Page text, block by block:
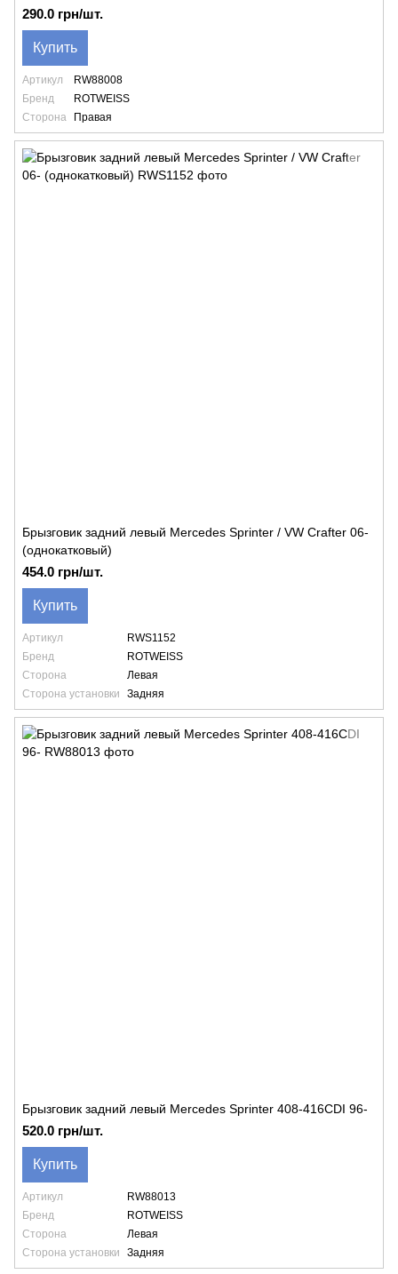
290.0 грн/шт.
Купить
Артикул
RW88008
Бренд
ROTWEISS
Сторона
Правая
Брызговик задний левый Mercedes Sprinter / VW Crafter 06-
(однокатковый)
454.0 грн/шт.
Купить
Артикул
RWS1152
Бренд
ROTWEISS
Сторона
Левая
Сторона установки
Задняя
Брызговик задний левый Mercedes Sprinter 408-416CDI 96-
520.0 грн/шт.
Купить
Артикул
RW88013
Бренд
ROTWEISS
Сторона
Левая
Сторона установки
Задняя